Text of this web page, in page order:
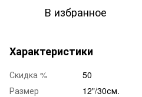
В избранное
Характеристики
Скидка %
50
Размер
12"/30см.